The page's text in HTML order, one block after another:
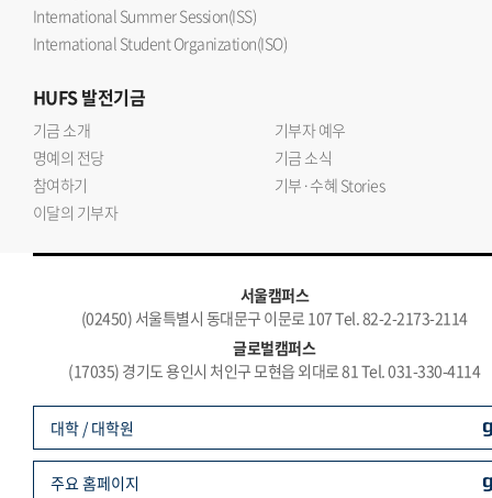
International Summer Session(ISS)
International Student Organization(ISO)
HUFS발전기금
기금 소개
기부자 예우
명예의 전당
기금 소식
참여하기
기부·수혜 Stories
이달의 기부자
서울캠퍼스
(02450) 서울특별시 동대문구 이문로 107 Tel. 82-2-2173-2114
글로벌캠퍼스
(17035) 경기도 용인시 처인구 모현읍 외대로 81 Tel. 031-330-4114
대학 / 대학원
주요 홈페이지